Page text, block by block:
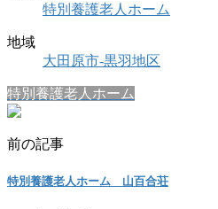
特別養護老人ホーム
地域
大田原市-黒羽地区
特別養護老人ホーム
前の記事
特別養護老人ホーム 山百合荘